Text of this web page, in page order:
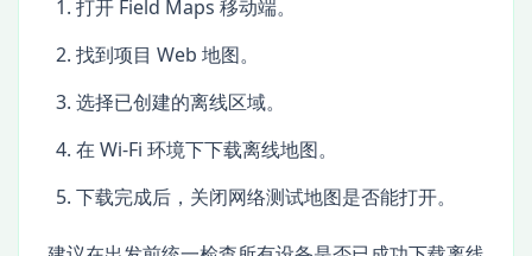
打开 Field Maps 移动端。
找到项目 Web 地图。
选择已创建的离线区域。
在 Wi-Fi 环境下下载离线地图。
下载完成后，关闭网络测试地图是否能打开。